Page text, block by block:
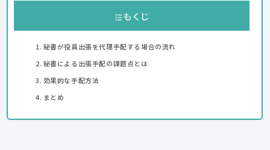
もくじ
秘書が役員出張を代理手配する場合の流れ
秘書による出張手配の課題点とは
効果的な手配方法
まとめ